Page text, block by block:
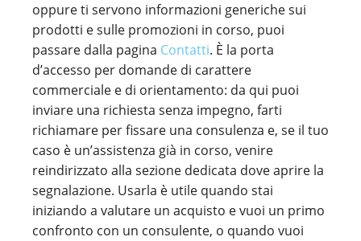
oppure ti servono informazioni generiche sui
prodotti e sulle promozioni in corso, puoi
passare dalla pagina Contatti. È la porta
d’accesso per domande di carattere
commerciale e di orientamento: da qui puoi
inviare una richiesta senza impegno, farti
richiamare per fissare una consulenza e, se il tuo
caso è un’assistenza già in corso, venire
reindirizzato alla sezione dedicata dove aprire la
segnalazione. Usarla è utile quando stai
iniziando a valutare un acquisto e vuoi un primo
confronto con un consulente, o quando vuoi